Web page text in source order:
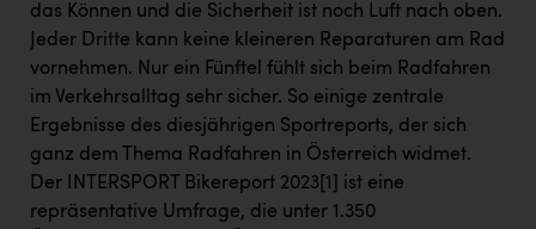
das Können und die Sicherheit ist noch Luft nach oben.
Jeder Dritte kann keine kleineren Reparaturen am Rad
vornehmen. Nur ein Fünftel fühlt sich beim Radfahren
im Verkehrsalltag sehr sicher. So einige zentrale
Ergebnisse des diesjährigen Sportreports, der sich
ganz dem Thema Radfahren in Österreich widmet.
Der INTERSPORT Bikereport 2023 [1]
ist eine
repräsentative Umfrage, die unter 1.350